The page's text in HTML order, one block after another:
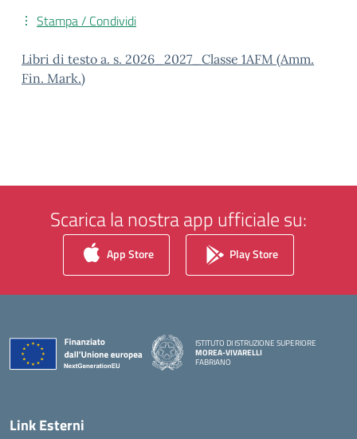
Stampa / Condividi
Libri di testo a. s. 2026_2027_Classe 1AFM (Amm.
Fin. Mark.)
Scarica la nostra app ufficiale su:
App Store Play Store
ISTITUTO DI ISTRUZIONE SUPERIORE
MOREA-VIVARELLI
FABRIANO
Link Esterni